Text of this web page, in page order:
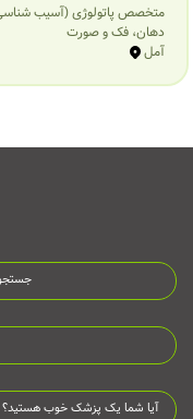
متخصص پاتولوژی (آسیب
دهان، فک و صورت
آمل
آیا شما یک پزشک خوب هستید؟